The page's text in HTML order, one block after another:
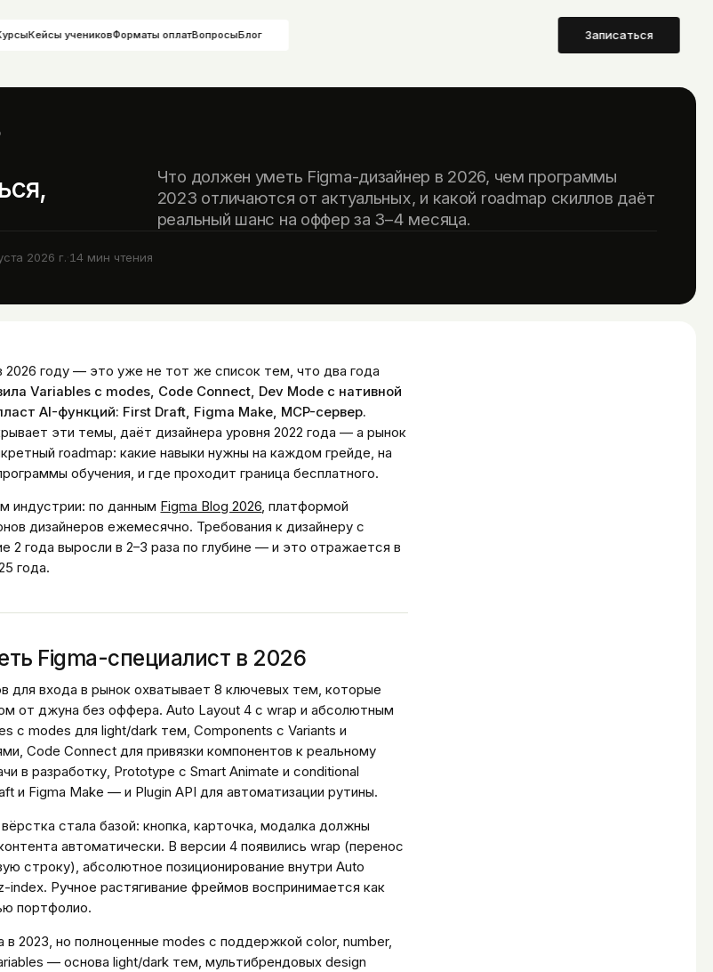
Кейсы учениковФорматы оплатВопросыБлог Записаться
Что должен уметь Figma-дизайнер в 2026, чем программы
2023 отличаются от актуальных, и какой roadmap скиллов даёт
реальный шанс на оффер за 3–4 месяца.
2026 г.·14 мин чтения
2026 году — это уже не тот же список тем, что два года
Variables с modes, Code Connect, Dev Mode с нативной
AI-функций: First Draft, Figma Make, MCP-сервер.
эти темы, даёт дизайнера уровня 2022 года — а рынок
roadmap: какие навыки нужны на каждом грейде, на
обучения, и где проходит граница бесплатного.
индустрии: по данным Figma Blog 2026, платформой
дизайнеров ежемесячно. Требования к дизайнеру с
2 года выросли в 2–3 раза по глубине — и это отражается в
года.
Figma-специалист в 2026
для входа в рынок охватывает 8 ключевых тем, которые
от джуна без оффера. Auto Layout 4 с wrap и абсолютным
с modes для light/dark тем, Components с Variants и
Code Connect для привязки компонентов к реальному
в разработку, Prototype с Smart Animate и conditional
и Figma Make — и Plugin API для автоматизации рутины.
стала базой: кнопка, карточка, модалка должны
автоматически. В версии 4 появились wrap (перенос
строку), абсолютное позиционирование внутри Auto
index. Ручное растягивание фреймов воспринимается как
портфолио.
в 2023, но полноценные modes с поддержкой color, number,
— основа light/dark тем, мультибрендовых design